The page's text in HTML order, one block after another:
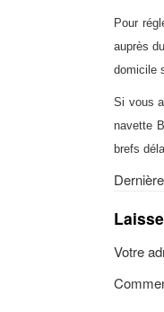
Pour
auprès du
domicile
Si vous
navette
brefs
Votre